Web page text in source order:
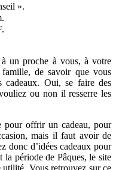
».
un proche à vous, à votre
de savoir que vous
cadeaux. Oui, se faire des
ou non il resserre les
pour offrir un cadeau, pour
mais il faut avoir de
donc d’idées cadeaux pour
la période de Pâques, le site
utilité. Vous retrouvez sur ce